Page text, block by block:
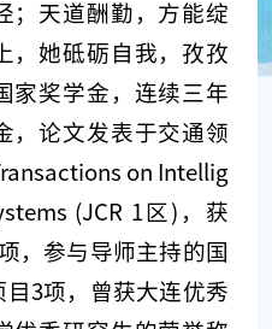
；天道酬勤，方能绽
，她砥砺自我，孜孜
家奖学金，连续三年
，论文发表于交通领
on Intellig
(JCR 1区)，获
，参与导师主持的国
3项，曾获大连优秀